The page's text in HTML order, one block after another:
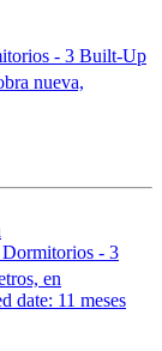
- 3 Built-Up
nueva,
Dormitorios - 3
en
date: 11 meses